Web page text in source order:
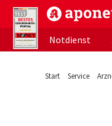
aponet.de -
Notdienst
Start Service